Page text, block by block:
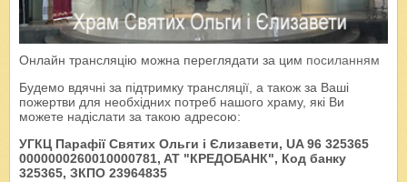
Онлайн трансляцію можна переглядати за цим посиланням
Будемо вдячні за підтримку трансляції, а також за Ваші
пожертви для необхідних потреб нашого храму, які Ви
можете надіслати за такою адресою:
УГКЦ Парафії Святих Ольги і Єлизавети, UA 96 325365
0000000260010000781, AT "КРЕДОБАНК", Код банку
325365, ЗКПО 23964835